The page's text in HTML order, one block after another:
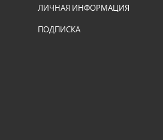
ЛИЧНАЯ ИНФОРМАЦИЯ
ПОДПИСКА